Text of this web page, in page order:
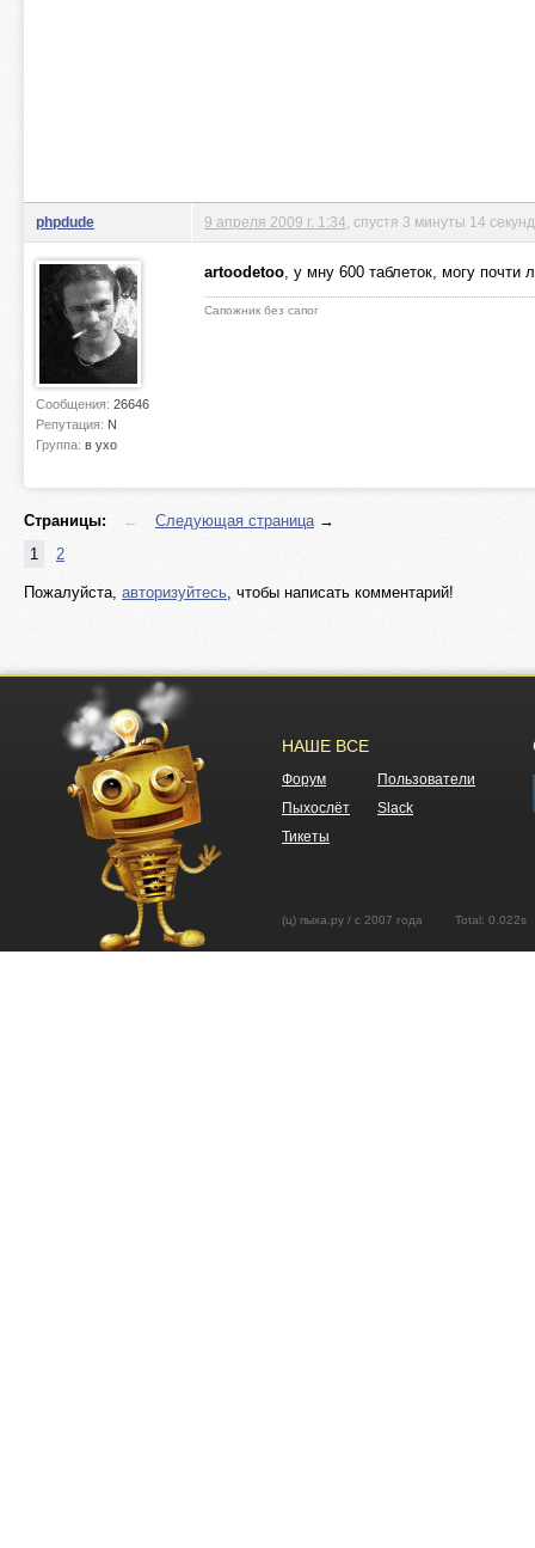
phpdude
Сообщения: 26646
Репутация: N
Группа: в ухо
9 апреля 2009 г. 1:34 , спустя 3 минуты 14 секунд
artoodetoo, у мну 600 таблеток, могу почти
Сапожник без сапог
Страницы: ← Следующая страница→
1
2
Пожалуйста, авторизуйтесь, чтобы написать комментарий!
НАШЕ ВСЕ
Форум
Пользователи
Пыхослёт
Slack
Тикеты
(ц) пыха.ру / с 2007 года Total: